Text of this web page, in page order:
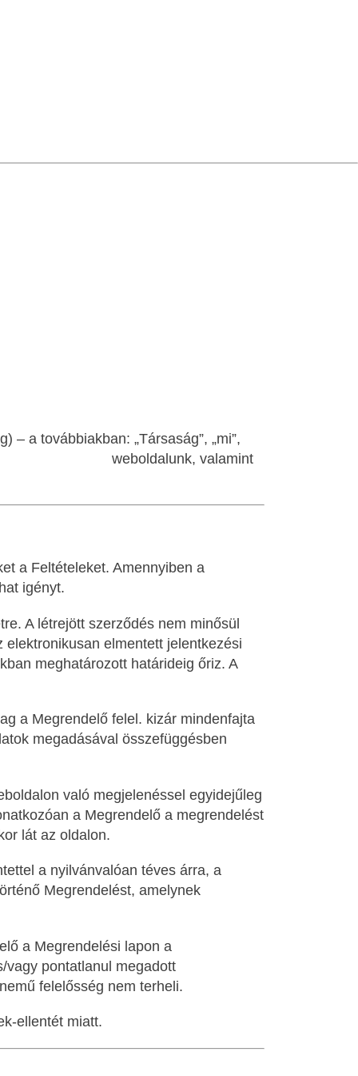
a továbbiakban: „Társaság”, „mi”,
weboldalunk, valamint
a Feltételeket. Amennyiben a
igényt.
A létrejött szerződés nem minősül
elmentett jelentkezési
meghatározott határideig őriz. A
a Megrendelő felel. kizár mindenfajta
megadásával összefüggésben
való megjelenéssel egyidejűleg
a Megrendelő a megrendelést
lát az oldalon.
a nyilvánvalóan téves árra, a
Megrendelést, amelynek
a Megrendelési lapon a
vagy pontatlanul megadott
felelősség nem terheli.
ellentét miatt.